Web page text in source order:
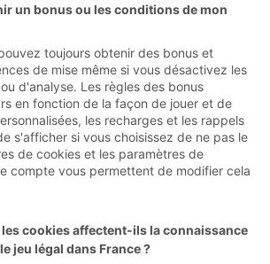
un bonus ou les conditions de mon
toujours obtenir des bonus et
de mise même si vous désactivez les
d'analyse. Les règles des bonus
en fonction de la façon de jouer et de
les recharges et les rappels
s'afficher si vous choisissez de ne pas le
de cookies et les paramètres de
compte vous permettent de modifier cela
les cookies affectent-ils la connaissance
jeu légal dans France ?